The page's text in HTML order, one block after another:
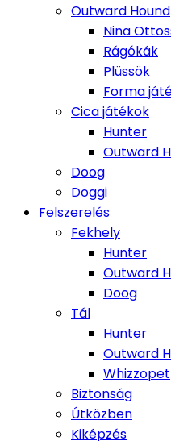
Outward Hound
Nina
Rágókák
Plüssök
Forma
Cica játékok
Hunter
Outward
Doog
Doggi
Felszerelés
Fekhely
Hunter
Outward
Doog
Tál
Hunter
Outward
Whizzopet
Biztonság
Útközben
Kiképzés